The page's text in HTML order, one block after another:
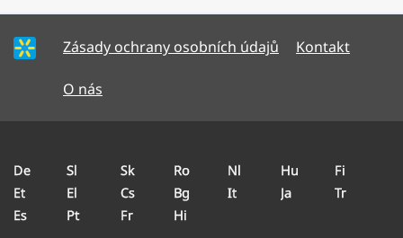
Zásady ochrany osobních údajů Kontakt
O nás
De Sl Sk Ro Nl Hu
Fi
Et
El Cs Bg It Ja
Tr
Es
Pt Fr Hi